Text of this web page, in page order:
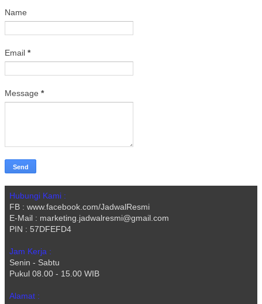
Name
Email *
Message *
Hubungi Kami :
FB : www.facebook.com/JadwalResmi
E-Mail : marketing.jadwalresmi@gmail.com
PIN : 57DFEFD4
Jam Kerja :
Senin - Sabtu
Pukul 08.00 - 15.00 WIB
Alamat :